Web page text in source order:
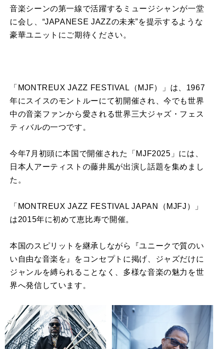
音楽シーンの第一線で活躍するミュージシャンが一堂
に会し、“JAPANESE JAZZの未来”を提示するような
豪華ユニットにご期待ください。
「MONTREUX JAZZ FESTIVAL（MJF）」は、1967
年にスイスのモントルーにて初開催され、今でも世界
中の音楽ファンから愛される世界三大ジャズ・フェス
ティバルの一つです。
今年7月初頭に本国で開催された「MJF2025」には、
日本人アーティストの藤井風が出演し話題を集めまし
た。
「MONTREUX JAZZ FESTIVAL JAPAN（MJFJ）」
は2015年に初めて恵比寿で開催。
本国のスピリットを継承しながら『ユニークで質のい
い自由な⾳楽を』をコンセプトに掲げ、ジャズだけに
ジャンルを縛られることなく、多様な音楽の魅力を世
界へ発信しています。